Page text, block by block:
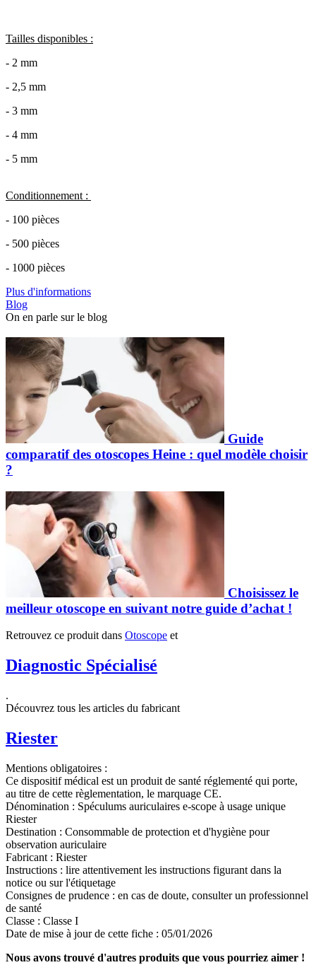
Tailles disponibles :
- 2 mm
- 2,5 mm
- 3 mm
- 4 mm
- 5 mm
Conditionnement :
- 100 pièces
- 500 pièces
- 1000 pièces
Plus d'informations
Blog
On en parle sur le blog
Guide
comparatif des otoscopes Heine : quel modèle choisir
?
Choisissez le
meilleur otoscope en suivant notre guide d’achat !
Retrouvez ce produit dans Otoscope et
Diagnostic Spécialisé
.
Découvrez tous les articles du fabricant
Riester
Mentions obligatoires :
Ce dispositif médical est un produit de santé réglementé qui porte,
au titre de cette règlementation, le marquage CE.
Dénomination : Spéculums auriculaires e-scope à usage unique
Riester
Destination : Consommable de protection et d'hygiène pour
observation auriculaire
Fabricant : Riester
Instructions : lire attentivement les instructions figurant dans la
notice ou sur l'étiquetage
Consignes de prudence : en cas de doute, consulter un professionnel
de santé
Classe : Classe I
Date de mise à jour de cette fiche : 05/01/2026
Nous avons trouvé d'autres produits que vous pourriez aimer !